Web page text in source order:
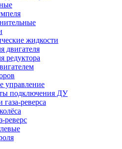
жидкости
двигателя
редуктора
управление
подключения ДУ
реверса
реверс